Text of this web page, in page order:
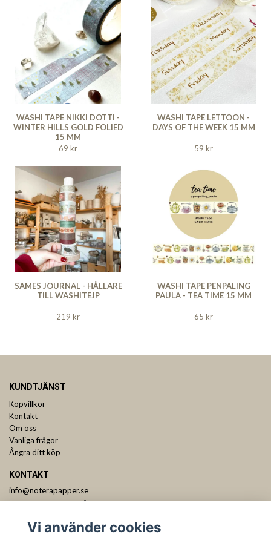
WASHI TAPE NIKKI DOTTI -
WINTER HILLS GOLD FOLIED
15 MM
69 kr
WASHI TAPE LETTOON -
DAYS OF THE WEEK 15 MM
59 kr
SAMES JOURNAL - HÅLLARE
TILL WASHITEJP
219 kr
WASHI TAPE PENPALING
PAULA - TEA TIME 15 MM
65 kr
KUNDTJÄNST
Köpvillkor
Kontakt
Om oss
Vanliga frågor
Ångra ditt köp
KONTAKT
info@noterapapper.se
Vi använder cookies